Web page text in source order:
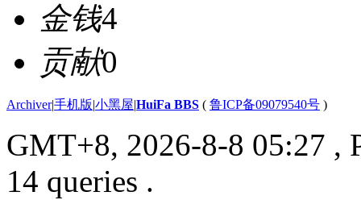
金钱4
贡献0
Archiver|手机版|小黑屋|HuiFa BBS ( 鲁ICP备09079540号 )
GMT+8, 2026-8-8 05:27 ,
14 queries .